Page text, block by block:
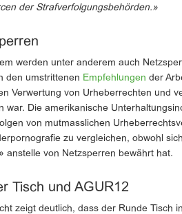
der Strafverfolgungsbehörden.»
werden unter anderem auch
den umstrittenen Empfehlungen der
Verwertung von Urheberrechten und
war. Die amerikanische
von mutmasslichen
zu vergleichen, obwohl
anstelle von Netzsperren bewährt hat.
Tisch und AGUR12
zeigt deutlich, dass der Runde Tisch